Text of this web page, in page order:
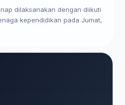
Kerja
dilaksanakan dengan diikuti
kependidikan pada Jumat,